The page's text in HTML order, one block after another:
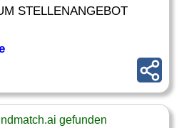
STELLENANGEBOT
gefunden